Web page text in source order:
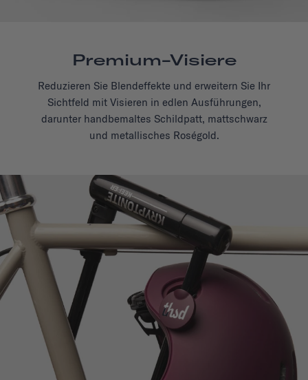
Premium-Visiere
Reduzieren Sie Blendeffekte und erweitern Sie Ihr
Sichtfeld mit Visieren in edlen Ausführungen,
darunter handbemaltes Schildpatt, mattschwarz
und metallisches Roségold.